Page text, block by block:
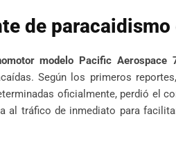
de
modelo Pacific Aerospace
Según los primeros
oficialmente, perdió el
al tráfico de inmediato para